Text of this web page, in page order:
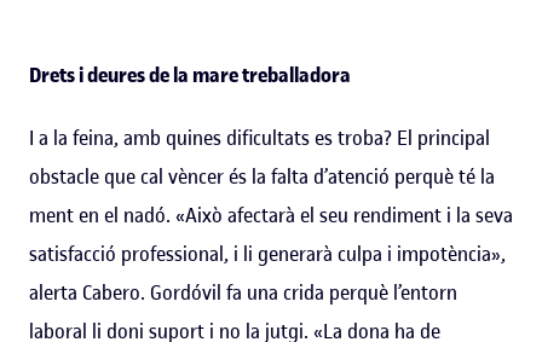
Drets i deures de la mare treballadora
I a la feina, amb quines dificultats es troba? El principal
obstacle que cal vèncer és la falta d’atenció perquè té la
ment en el nadó. «Això afectarà el seu rendiment i la seva
satisfacció professional, i li generarà culpa i impotència»,
alerta Cabero. Gordóvil fa una crida perquè l’entorn
laboral li doni suport i no la jutgi. «La dona ha de